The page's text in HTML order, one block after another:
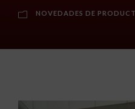
NOVEDADES DE